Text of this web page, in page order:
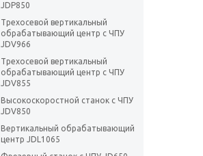
JDP850
Трехосевой вертикальный
обрабатывающий центр с ЧПУ
JDV966
Трехосевой вертикальный
обрабатывающий центр с ЧПУ
JDV855
Высокоскоростной станок с ЧПУ
JDV850
Вертикальный обрабатывающий
центр JDL1065